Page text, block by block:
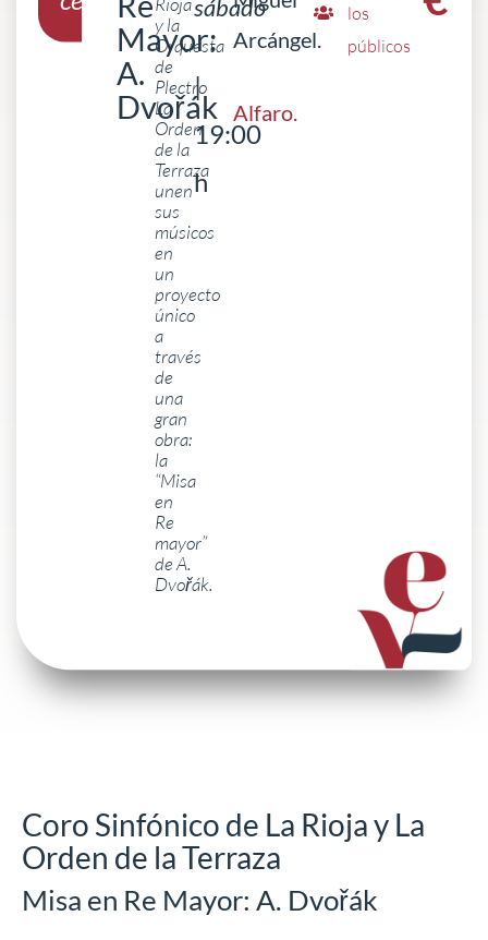
Mayor:
A.
Dvořák
y la
Orquesta
de
Plectro
La
Orden
de la
Terraza
unen
sus
músicos
en
un
proyecto
único
a
través
de
una
gran
obra:
la
“Misa
en
Re
mayor”
de A.
Dvořák.
sábado
|
19:00
h
Arcángel.
Alfaro.
los
públicos
Coro Sinfónico de La Rioja y La
Orden de la Terraza
Misa en Re Mayor: A. Dvořák